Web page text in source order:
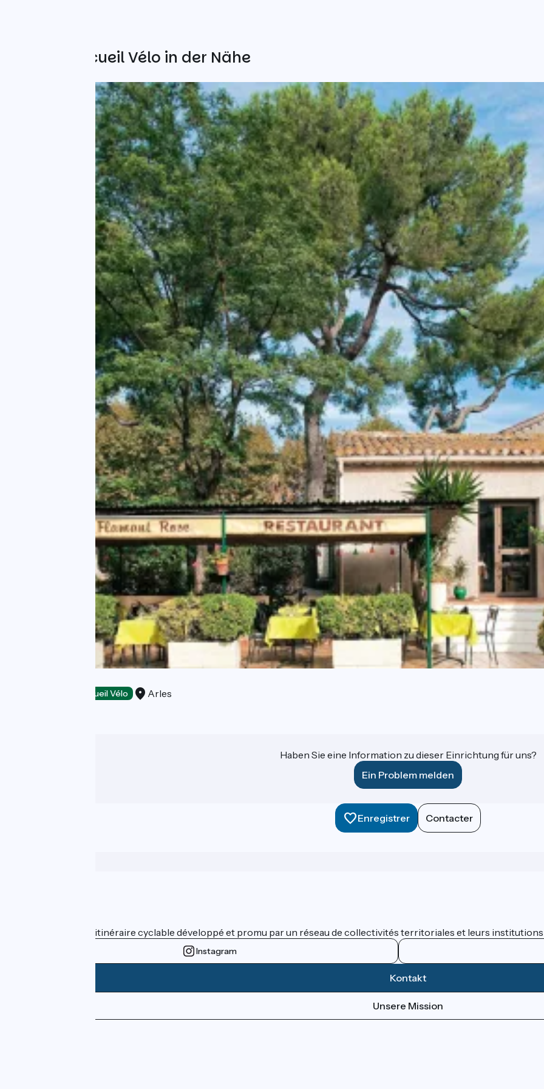
Weitere Accueil Vélo in der Nähe
Accueil Vélo Arles
Haben Sie eine Information zu dieser Einrichtung für uns?
Ein Problem melden
Enregistrer Contacter
ViaRhôna est un itinéraire cyclable développé et promu par un réseau de collectivités territoriales et leurs
Instagram
Kontakt
Unsere Mission